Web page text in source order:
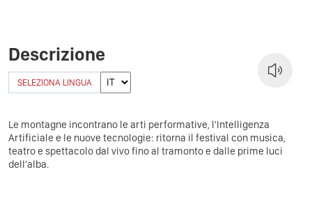
Descrizione
SELEZIONA LINGUA
Le montagne incontrano le arti performative, l'Intelligenza
Artificiale e le nuove tecnologie: ritorna il festival con musica,
teatro e spettacolo dal vivo fino al tramonto e dalle prime luci
dell'alba.